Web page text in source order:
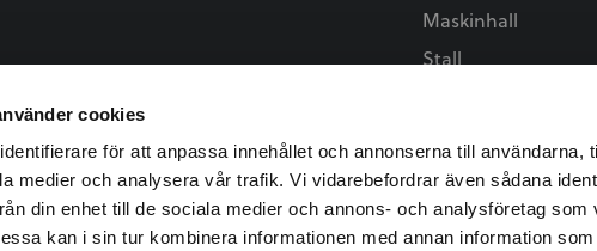
cookies
för att anpassa innehållet och annonserna till användarna,
medier och analysera vår trafik. Vi vidarebefordrar även sådana
din enhet till de sociala medier och annons- och analysföretag som
kan i sin tur kombinera informationen med annan information
Maskinhall
Stall